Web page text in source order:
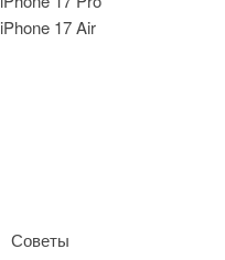
iPhone 17 Air
Советы